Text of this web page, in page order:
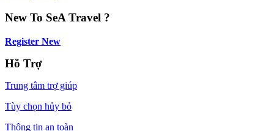
New To SeA Travel ?
Register New
Hỗ Trợ
Trung tâm trợ giúp
Tùy chọn hủy bỏ
Thông tin an toàn